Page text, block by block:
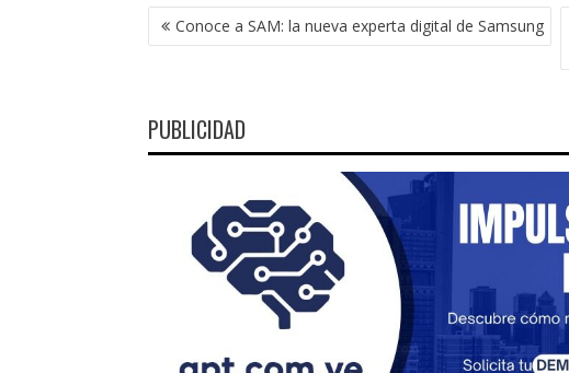
NAVEGACIÓN
DE Conoce a SAM: la nueva experta digital de Samsung
PUBLICIDAD